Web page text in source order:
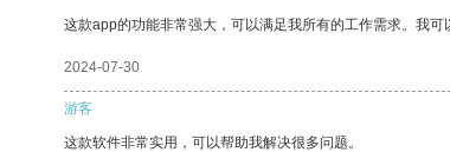
这款app的功能非常强大，可以满足我所有的工作需求。我
2024-07-30
游客
这款软件非常实用，可以帮助我解决很多问题。